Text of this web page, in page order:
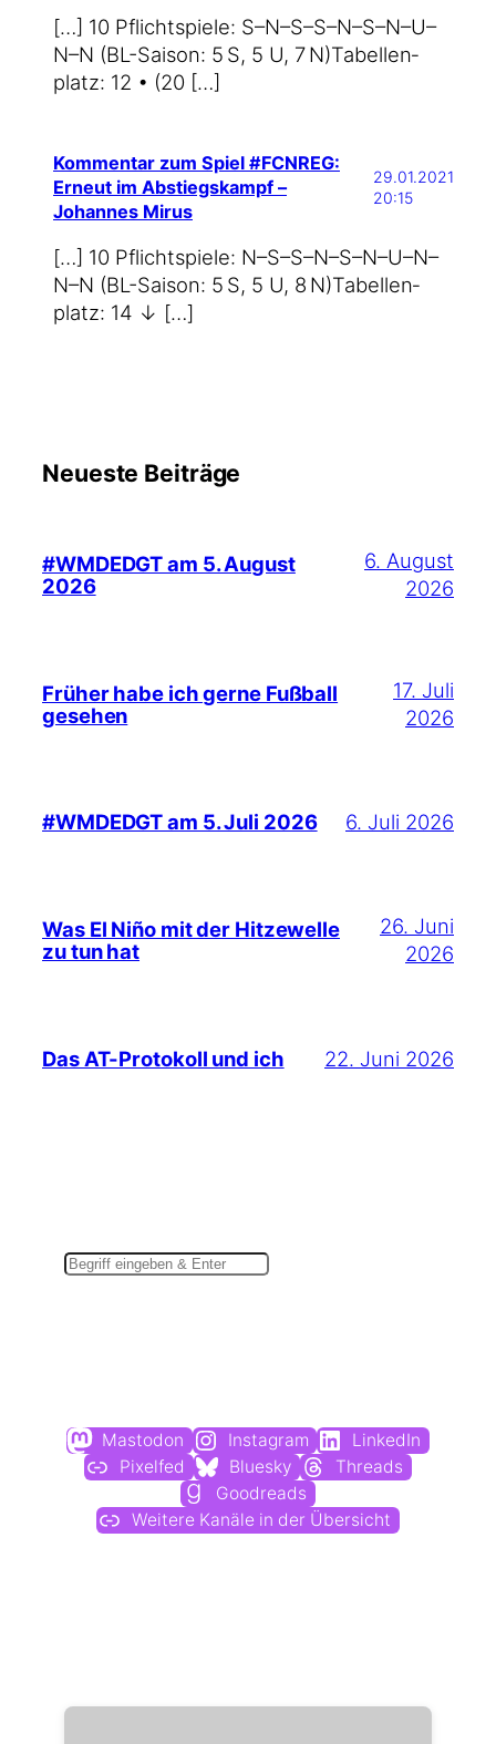
[…] 10 Pflicht­spie­le: S–N–S–S–N–S–N–U–
N–N (BL-Saison: 5 S, 5 U, 7 N)Tabel­len­
platz: 12 • (20 […]
Kommentar zum Spiel #FCNREG:
Erneut im Abstiegskampf –
Johannes Mirus
29.01.2021
20:15
[…] 10 Pflicht­spie­le: N–S–S–N–S–N–U–N–
N–N (BL-Saison: 5 S, 5 U, 8 N)Tabel­len­
platz: 14 ↓ […]
Neueste Beiträge
#WMDEDGT am 5. August
2026
6. August
2026
Früher habe ich gerne Fußball
gesehen
17. Juli
2026
#WMDEDGT am 5. Juli 2026 6. Juli 2026
Was El Niño mit der Hitzewelle
zu tun hat
26. Juni
2026
Das AT-Protokoll und ich 22. Juni 2026
Mastodon Instagram
LinkedIn
Pixelfed
Bluesky
Threads
Goodreads
Weitere Kanäle in der Übersicht